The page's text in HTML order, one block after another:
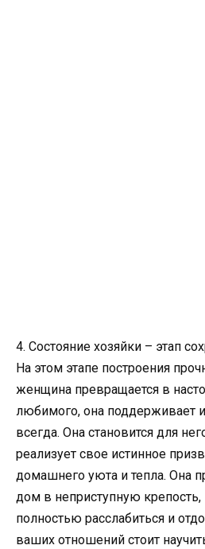
4. Состояние хозяйки – этап
На этом этапе построения
женщина превращается в
любимого, она поддерживает
всегда. Она становится для
реализует свое истинное
домашнего уюта и тепла. Она
дом в неприступную
полностью расслабиться и
ваших отношений стоит